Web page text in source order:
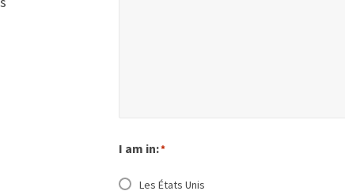
I am in:*
Les États Unis